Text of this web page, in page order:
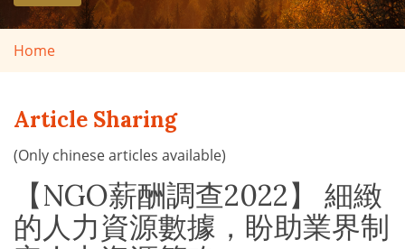
Home
Article Sharing
(Only chinese articles available)
【NGO薪酬調查2022】 細緻
的人力資源數據，盼助業界制